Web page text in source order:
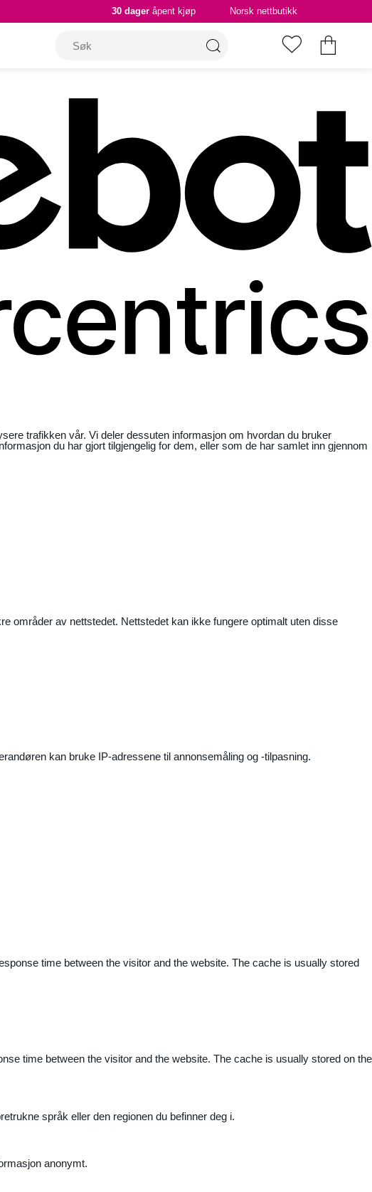
trafikken vår. Vi deler dessuten informasjon om hvordan du bruker
du har gjort tilgjengelig for dem, eller som de har samlet inn gjennom
områder av nettstedet. Nettstedet kan ikke fungere optimalt uten disse
kan bruke IP-adressene til annonsemåling og -tilpasning.
time between the visitor and the website. The cache is usually stored
time between the visitor and the website. The cache is usually stored on the
språk eller den regionen du befinner deg i.
anonymt.
30 dager åpent kjøp Norsk nettbutikk